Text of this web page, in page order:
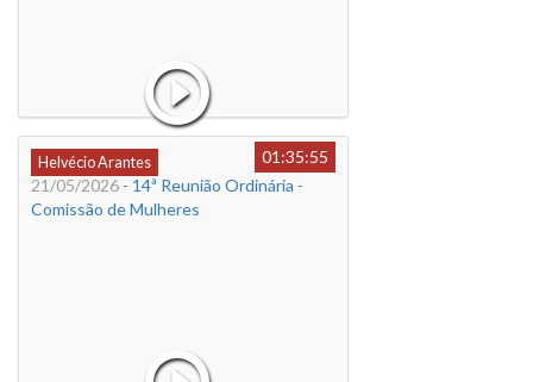
Helvécio Arantes
01:35:55
21/05/2026 - 14ª Reunião Ordinária -
Comissão de Mulheres